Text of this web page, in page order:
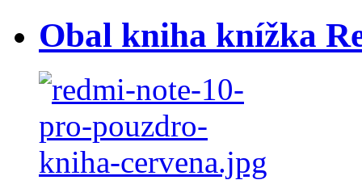
Obal kniha knížka